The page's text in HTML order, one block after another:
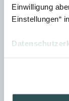
Einwilligung
Einstellungen“
um dem Nutzer
Abschluss des